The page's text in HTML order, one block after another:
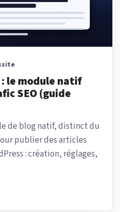
le module natif
SEO (guide
de blog natif, distinct du
publier des articles
: création, réglages,